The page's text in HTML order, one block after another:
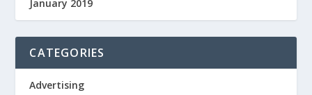
January 2019
CATEGORIES
Advertising